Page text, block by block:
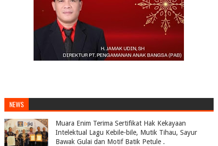
NEWS
Muara Enim Terima Sertifikat Hak Kekayaan
Intelektual Lagu Kebile-bile, Mutik Tihau, Sayur
Bawak Gulai dan Motif Batik Petule .